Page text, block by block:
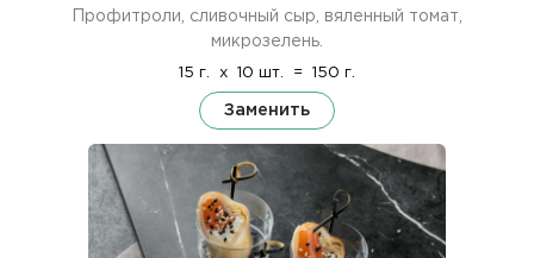
Профитроли, сливочный сыр, вяленный томат,
микрозелень.
15 г. x 10 шт. = 150 г.
Заменить